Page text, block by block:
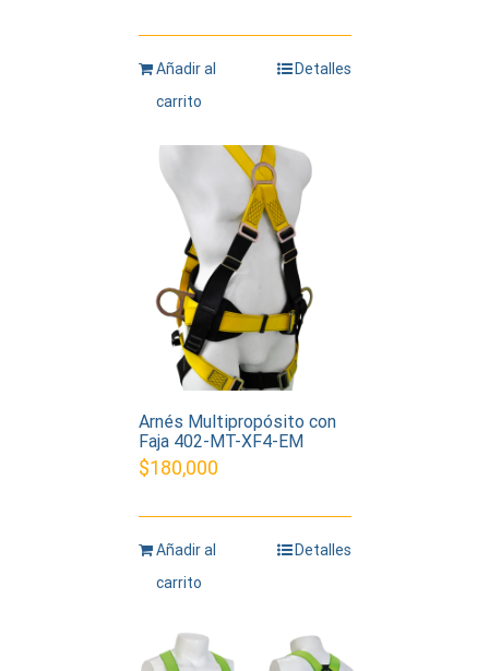
Añadir al
carrito
Detalles
Arnés Multipropósito con
Faja 402-MT-XF4-EM
$180,000
Añadir al
carrito
Detalles